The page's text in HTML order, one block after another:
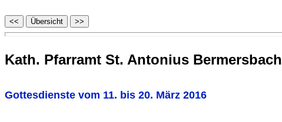
Kath. Pfarramt St. Antonius Bermersbach
Gottesdienste vom 11. bis 20. März 2016